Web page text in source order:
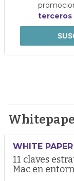
terceros
WHITE PAPER
11 claves
Mac en